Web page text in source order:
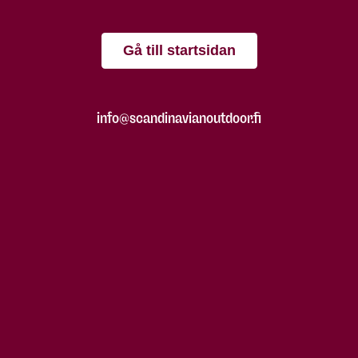
Gå till startsidan
info@scandinavianoutdoor.fi